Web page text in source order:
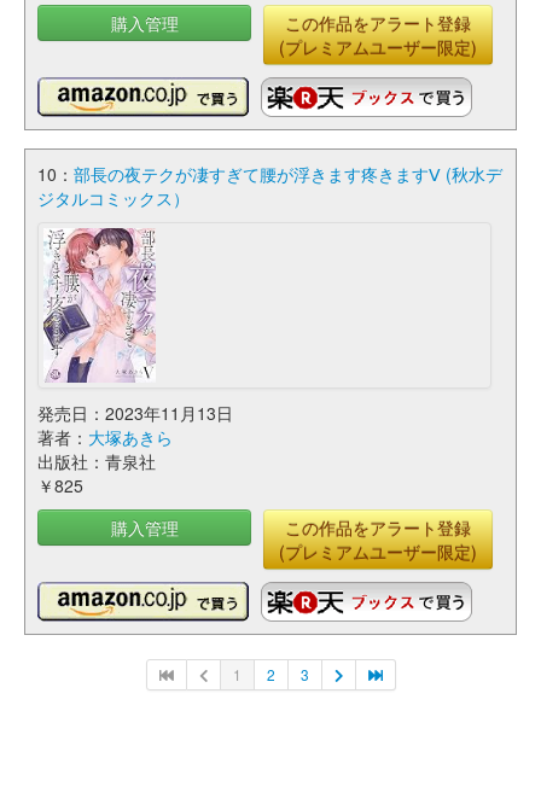
購入管理
この作品をアラート登録
(プレミアムユーザー限定)
10： 部長の夜テクが凄すぎて腰が浮きます疼きますⅤ (秋水デ
ジタルコミックス）
発売日：2023年11月13日
著者： 大塚あきら
出版社：青泉社
￥825
購入管理
この作品をアラート登録
(プレミアムユーザー限定)
1 2 3